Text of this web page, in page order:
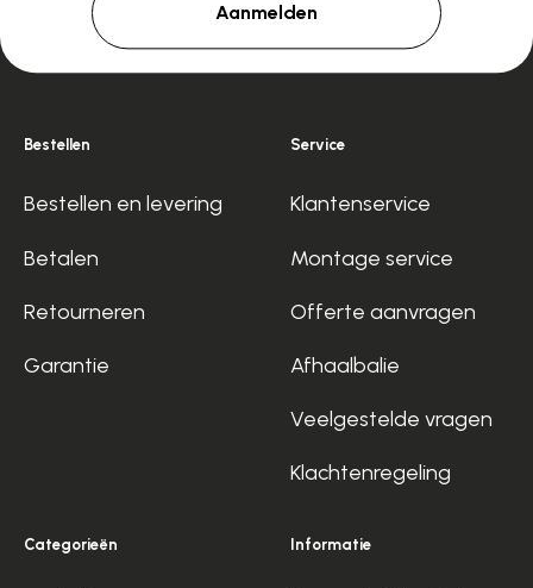
Aanmelden
Bestellen
Bestellen en levering
Betalen
Retourneren
Garantie
Service
Klantenservice
Montage service
Offerte aanvragen
Afhaalbalie
Veelgestelde vragen
Klachtenregeling
Categorieën Informatie